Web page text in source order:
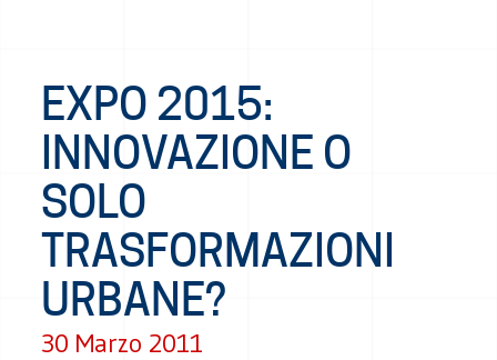
EXPO 2015:
INNOVAZIONE O
SOLO
TRASFORMAZIONI
URBANE?
30 Marzo 2011